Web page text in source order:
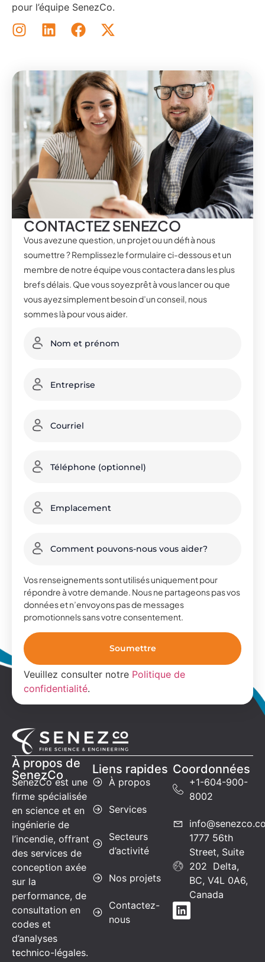
pour l’équipe SenezCo.
CONTACTEZ SENEZCO
Vous avez une question, un projet ou un défi à nous
soumettre ? Remplissez le formulaire ci-dessous et un
membre de notre équipe vous contactera dans les plus
brefs délais. Que vous soyez prêt à vous lancer ou que
vous ayez simplement besoin d’un conseil, nous
sommes là pour vous aider.
Vos renseignements sont utilisés uniquement pour
répondre à votre demande. Nous ne partageons pas vos
données et n’envoyons pas de messages
promotionnels sans votre consentement.
Veuillez consulter notre Politique de
confidentialité.
À propos de
SenezCo
SenezCo est une
firme spécialisée
en science et en
ingénierie de
l’incendie, offrant
des services de
conception axée
sur la
performance, de
consultation en
codes et
d’analyses
technico-légales.
Liens rapides
À propos
Services
Secteurs
d’activité
Nos projets
Contactez-
nous
Coordonnées
+1-604-900-
8002
1777 56th
Street, Suite
202 Delta,
BC, V4L 0A6,
Canada